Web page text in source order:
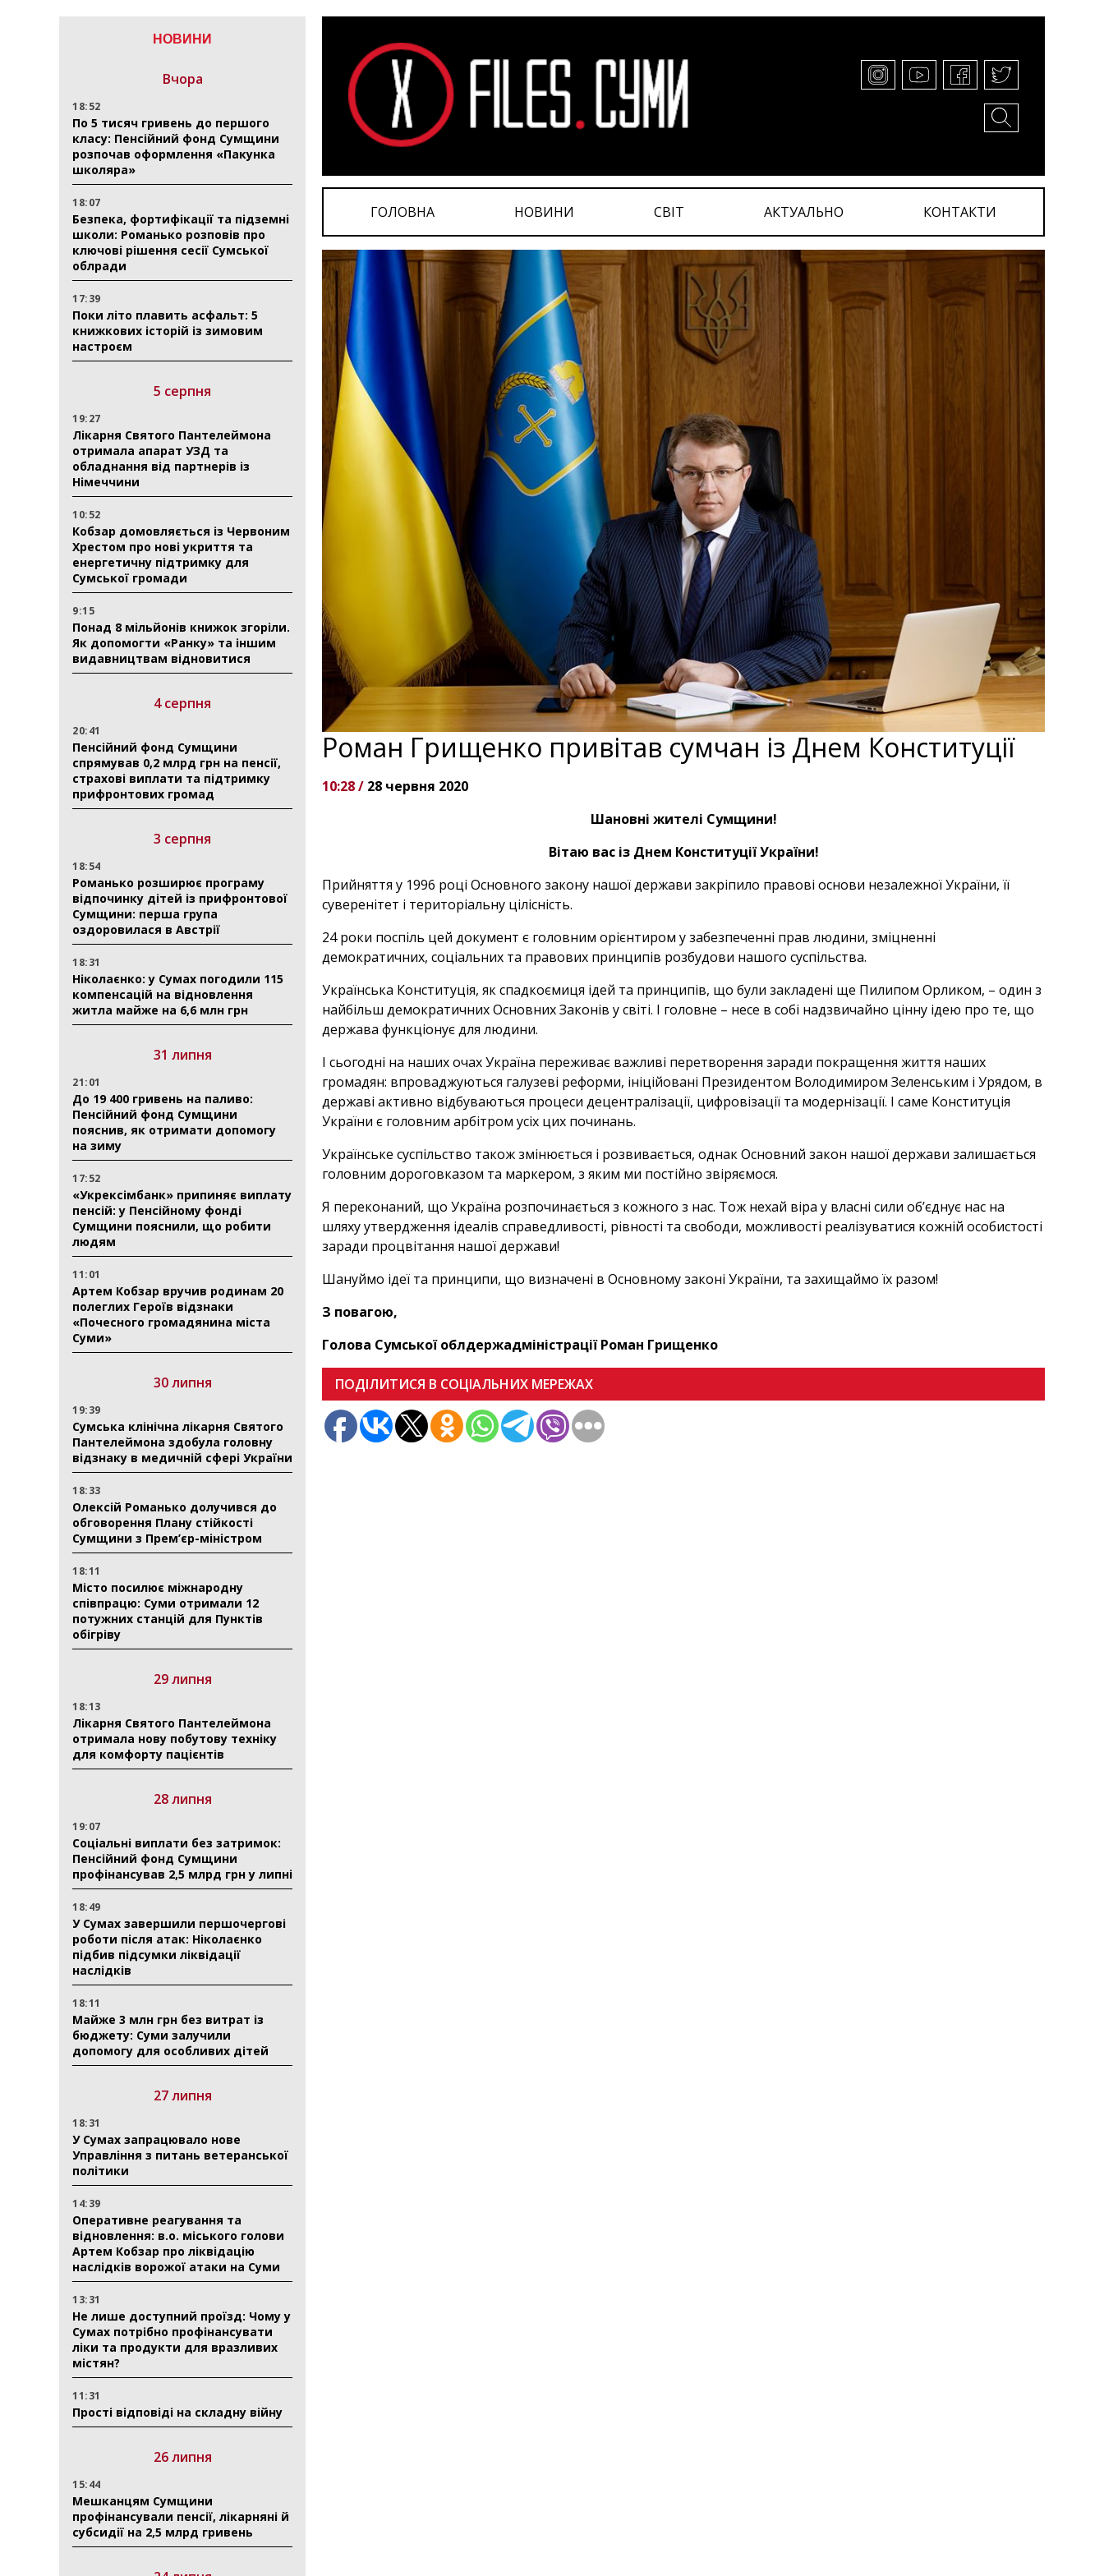
ГОЛОВНА НОВИНИ СВІТ АКТУАЛЬНО КОНТАКТИ
НОВИНИ
Вчора
18:52
По 5 тисяч гривень до першого
класу: Пенсійний фонд Сумщини
розпочав оформлення «Пакунка
школяра»
18:07
Безпека, фортифікації та підземні
школи: Романько розповів про
ключові рішення сесії Сумської
облради
17:39
Поки літо плавить асфальт: 5
книжкових історій із зимовим
настроєм
5 серпня
19:27
Лікарня Святого Пантелеймона
отримала апарат УЗД та
обладнання від партнерів із
Німеччини
10:52
Кобзар домовляється із Червоним
Хрестом про нові укриття та
енергетичну підтримку для
Сумської громади
9:15
Понад 8 мільйонів книжок згоріли.
Як допомогти «Ранку» та іншим
видавництвам відновитися
4 серпня
20:41
Пенсійний фонд Сумщини
спрямував 0,2 млрд грн на пенсії,
страхові виплати та підтримку
прифронтових громад
3 серпня
18:54
Романько розширює програму
відпочинку дітей із прифронтової
Сумщини: перша група
оздоровилася в Австрії
18:31
Ніколаєнко: у Сумах погодили 115
компенсацій на відновлення
житла майже на 6,6 млн грн
31 липня
21:01
До 19 400 гривень на паливо:
Пенсійний фонд Сумщини
пояснив, як отримати допомогу
на зиму
17:52
«Укрексімбанк» припиняє виплату
пенсій: у Пенсійному фонді
Сумщини пояснили, що робити
людям
11:01
Артем Кобзар вручив родинам 20
полеглих Героїв відзнаки
«Почесного громадянина міста
Суми»
30 липня
19:39
Сумська клінічна лікарня Святого
Пантелеймона здобула головну
відзнаку в медичній сфері України
18:33
Олексій Романько долучився до
обговорення Плану стійкості
Сумщини з Прем’єр-міністром
18:11
Місто посилює міжнародну
співпрацю: Суми отримали 12
потужних станцій для Пунктів
обігріву
29 липня
18:13
Лікарня Святого Пантелеймона
отримала нову побутову техніку
для комфорту пацієнтів
28 липня
19:07
Соціальні виплати без затримок:
Пенсійний фонд Сумщини
профінансував 2,5 млрд грн у липні
18:49
У Сумах завершили першочергові
роботи після атак: Ніколаєнко
підбив підсумки ліквідації
наслідків
18:11
Майже 3 млн грн без витрат із
бюджету: Суми залучили
допомогу для особливих дітей
27 липня
18:31
У Сумах запрацювало нове
Управління з питань ветеранської
політики
14:39
Оперативне реагування та
відновлення: в.о. міського голови
Артем Кобзар про ліквідацію
наслідків ворожої атаки на Суми
13:31
Не лише доступний проїзд: Чому у
Сумах потрібно профінансувати
ліки та продукти для вразливих
містян?
11:31
Прості відповіді на складну війну
26 липня
15:44
Мешканцям Сумщини
профінансували пенсії, лікарняні й
субсидії на 2,5 млрд гривень
Роман Грищенко привітав сумчан із Днем Конституції
10:28 / 28 червня 2020
Шановні жителі Сумщини!
Вітаю вас із Днем Конституції України!
Прийняття у 1996 році Основного закону нашої держави закріпило правові основи незалежної України, її
суверенітет і територіальну цілісність.
24 роки поспіль цей документ є головним орієнтиром у забезпеченні прав людини, зміцненні
демократичних, соціальних та правових принципів розбудови нашого суспільства.
Українська Конституція, як спадкоємиця ідей та принципів, що були закладені ще Пилипом Орликом, – один з
найбільш демократичних Основних Законів у світі. І головне – несе в собі надзвичайно цінну ідею про те, що
держава функціонує для людини.
І сьогодні на наших очах Україна переживає важливі перетворення заради покращення життя наших
громадян: впроваджуються галузеві реформи, ініційовані Президентом Володимиром Зеленським і Урядом, в
державі активно відбуваються процеси децентралізації, цифровізації та модернізації. І саме Конституція
України є головним арбітром усіх цих починань.
Українське суспільство також змінюється і розвивається, однак Основний закон нашої держави залишається
головним дороговказом та маркером, з яким ми постійно звіряємося.
Я переконаний, що Україна розпочинається з кожного з нас. Тож нехай віра у власні сили об’єднує нас на
шляху утвердження ідеалів справедливості, рівності та свободи, можливості реалізуватися кожній особистості
заради процвітання нашої держави!
Шануймо ідеї та принципи, що визначені в Основному законі України, та захищаймо їх разом!
З повагою,
Голова Сумської облдержадміністрації Роман Грищенко
ПОДІЛИТИСЯ В СОЦІАЛЬНИХ МЕРЕЖАХ